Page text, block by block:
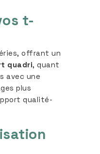
t-
offrant un
quadri, quant
avec une
plus
qualité-